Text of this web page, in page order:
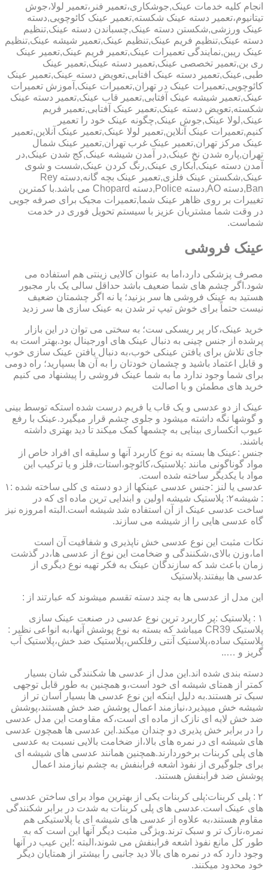
انجام کلیه خدمات عینک,جوشکاری،تعمیر فنر،تعمیر لولا،جوش
تیتانیوم،تعمیر دسته عینک شکسته,تعمیر عینک کائوچویی,دسته
عینک ورزشی,شکستن دسته عینک,چسباندن دسته عینک,تنظیم
دسته عینک,تنظیم فریم عینک,تنظیم عینک,تعمیر شیشه عینک,تنظیم
عینک ریبن,نمایندگی تعمیرات عینک,تعمیر فریم عینک,تعمیر عینک
ری بن,تعمیر تخصصی عینک,تعمیر دسته عینک,تعمیر عینک
طبی,عینک,تعمیر دسته عینک افتابی,تعویض دسته عینک,تعمیر عینک
کائوچویی,تعمیرات عینک در تهران,تعمیرات عینک,آموزش تعمیرات
عینک,تعمیر شیشه عینک آفتابی,تعمیر قاب عینک,تعمیر دسته عینک
شکسته,تعویض دسته عینک,تعمیر عینک آفتابی,تعمیر فریم
عینک,لولا عینک,جوش عینک,چگونه عینک خود را تعمیر
کنیم,تعمیرات عینک آنلاین,تعمیر لولا عینک,تعمیر عینک آنلاین,تعمیر
عینک مرکز تهران,تعمیر عینک غرب تهران,تعمیر عینک شمال
تهران,پاره شدن نخ عینک,در آمدن شیشه عینک,کج شدن عینک,در
آمدن دسته عینک,آبکاری عینک,رنگ کردن عینک,شست و شوی
عینک,شکستن عینک فلزی,تعمیر عینک بچه گانه,دسته Rey
Ban,دسته AO,دسته Police,دسته Chopard می باشد.با کمترین
تغییرات بر روی ظاهر عینک شما,تعمیرات مجیک برای صرفه جویی
در وقت شما مشتریان عزیز با سیستم تحویل فوری در خدمت
شماست.
عینک فروشی
مصرف پزشکی دارد،اما به عنوان کالایی زینتی هم استفاده می
شود.اگر چشم های شما ضعیف باشد حداقل سالی یک بار مجبور
هستید به عینک فروشی ها سر بزنید؛ یا نه اگر چشمتان ضعیف
نیست حتماً برای خوش تیپ تر شدن به عینک سازی ها سر زدید
خرید عینک،کار پر ریسکی ست؛ به سختی می توان در این بازار
پرشده از جنس چینی به دنبال عینک های اورجینال بود.بهتر است به
جای تلاش برای یافتن عینکی خوب،به دنبال یافتن عینک سازی خوب
و قابل اعتماد باشید و چشمان خودتان را به آن ها بسپارید؛ راه دومی
برای شما وجود ندارد ما به شما عینک فروشی را پیشنهاد می کنیم
خرید های مطمئن و با اصالت
عینک از دو عدسی و یک قاب یا فریم درست شده استکه توسط بینی
و گوشها نگه داشته میشود و جلوی چشم قرار میگیرد.عینک با رفع
عیوب انکساری بینایی به چشمها کمک میکند تا دید بهتری داشته
باشند.
جنس :عینک ها بسته به نوع کاربرد آنها و سلیقه ای افراد خاص از
مواد گوناگونی مانند :پلاستیک،کائوچو،استات،فلز و یا ترکیب این
مواد با یکدیگر ساخته شده است.
عدسی یا لنز :جنس عدسی عینکها از دو دسته ی کلی ساخته شده :۱
: شیشه۲: پلاستیک شیشه اولین و ابندایی ترین ماده ای که در
ساخت عدسی عینک از آن استفاده شد شیشه است.البته امروزه نیز
گاه عدسی هایی را از شیشه می سازند.
نکات مثبت این نوع عدسی خش ناپذیری و شفافیت آن است
اما،وزن بالای،شکنندگی و ضخامت این نوع از عدسی ها،در گذشت
زمان باعث شد که سازندگان عینک به فکر تهیه نوع دیگری از
عدسی ها بیفتند.پلاستیک
این مدل از عدسی ها به چند دسته تقسم میشوند که عبارتند از :
۱ : پلاستیک :پر کاربرد ترین نوع عدسی در صنعت عینک سازی
پلاستیک CR39 میباشد که بسته به نوع پوشش آنها،به انواعی نظیر :
پلاستیک ساده،پلاستیک آنتی رفلکس،پلاستیک ضد خش،پلاستیک آب
گریز و …..
دسته بندی شده اند.این مدل از عدسی ها شکنندگی شان بسیار
کمتر از همتای شیشه ای خود است،و همچنین به طور قابل توجهی
سبک تر هستند.به دلیل اینکه این نوع عدسی ها بسیار آسان تر از
شیشه خش میپذیرد،نیازمند اعمال پوشش ضد خش هستند،پوشش
ضد خش لایه ای نازک از ماده ای است،که مقاومت این مدل عدسی
را در برابر خش پذیری دو چندان میکند.این عدسی ها همچون عدسی
های شیشه ای در نمره های بالا،از ضخامت بالایی نسبت به عدسی
های پلی کربنات برخوردارند.همچنین همانند عدسی های شیشه ای
برای جلوگیری از نفوذ اشعه فرابنفش به چشم نیازمند اعمال
پوشش ضد فرابنفش هستند.
۲ : پلی کربنات:پلی کربنات یکی از بهترین مواد برای ساختن عدسی
های عینک است.عدسی های پلی کربنات به شدت در برابر شکنندگی
مقاوم هستند،به علاوه از عدسی های شیشه ای یا پلاستیکی هم
نمره،نازک تر و سبک ترند.ویژگی مثبت دیگر آنها این است که به
طور کل مانع نفوذ اشعه فرابنفش می شوند،البته ؛این عیب در آنها
وجود دارد که در نمره های بالا دید جانبی را بیشتر از همتایان دیگر
خود محدود میکنند.